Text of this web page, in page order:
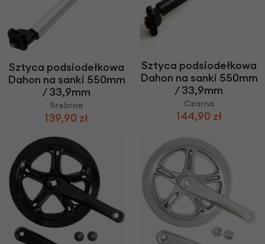
Sztyca podsiodełkowa
Dahon na sanki 550mm
/ 33,9mm
Srebrna
139,90 zł
Sztyca podsiodełkowa
Dahon na sanki 550mm
/ 33,9mm
Czarna
144,90 zł